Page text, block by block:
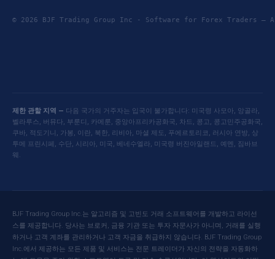
© 2026 BJF Trading Group Inc - Software for Forex
제한 관할 지역 — 다음 국가의 거주자는 입국이 불가합니다: 미국령 사모아, 앙골라,
벨라루스, 버뮤다, 부룬디, 카메룬, 중앙아프리카공화국, 차드, 콩고, 콩고민주공화국,
쿠바, 적도기니, 가봉, 이란, 북한, 리비아, 마셜 제도, 푸에르토리코, 러시아 연방, 상
투메 프린시페, 수단, 시리아, 미국, 베네수엘라, 미국령 버진아일랜드, 예멘, 짐바브
웨.
BJF Trading Group Inc.는 알고리즘 및 고빈도 거래 소프트웨어를 개발하고 라이선
스를 제공합니다. 당사는 브로커, 금융 기관 또는 투자 자문사가 아니며, 거래를 실행
하거나 고객 계좌를 관리하거나 고객 자금을 취급하지 않습니다. BJF Trading Group
Inc.에서 제공하는 모든 제품 및 서비스는 전문 트레이더가 자신의 전략을 자동화하